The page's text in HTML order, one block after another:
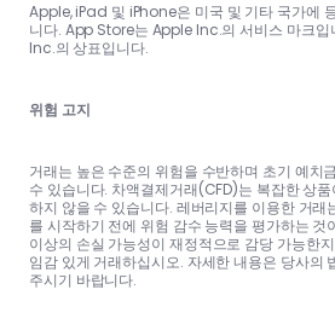
Apple, iPad 및 iPhone은 미국 및 기타 국가에
니다. App Store는 Apple Inc.의 서비스 마크
Inc.의 상표입니다.
위험 고지
거래는 높은 수준의 위험을 수반하며 초기 예치
수 있습니다. 차액결제거래(CFD)는 복잡한 상
하지 않을 수 있습니다. 레버리지를 이용한 거래
를 시작하기 전에 위험 감수 능력을 평가하는 것
이상의 손실 가능성이 재정적으로 감당 가능한
임감 있게 거래하십시오. 자세한 내용은 당사의
주시기 바랍니다.